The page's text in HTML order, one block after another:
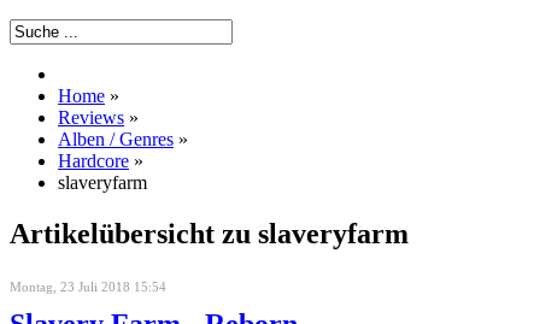
Home »
Reviews »
Alben / Genres »
Hardcore »
slaveryfarm
Artikelübersicht zu slaveryfarm
Montag, 23 Juli 2018 15:54